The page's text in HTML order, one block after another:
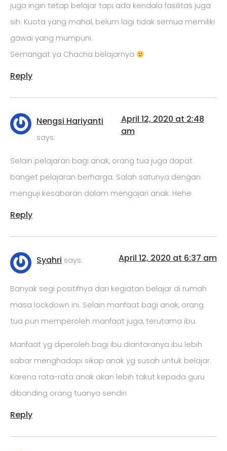
juga ingin tetap belajar tapi ada kendala fasilitas juga
sih. Kuota yang mahal, belum lagi tidak semua memiliki
gawai yang mumpuni.
Semangat ya Chacha belajarnya
Reply
Nengsi Hariyanti
says:
April 12, 2020 at 2:48
am
Selain pelajaran bagi anak, orang tua juga dapat
banget pelajaran berharga. Salah satunya dengan
menguji kesabaran dalam mengajari anak. Hehe
Reply
Syahri says: April 12, 2020 at 6:37 am
Banyak segi positifnya dari kegiatan belajar di rumah
masa lockdown ini. Selain manfaat bagi anak, orang
tua pun memperoleh manfaat juga, terutama ibu.
Manfaat yg diperoleh bagi ibu diantaranya ibu lebih
sabar menghadapi sikap anak yg susah untuk belajar.
Karena rata-rata anak akan lebih takut kepada guru
dibanding orang tuanya sendiri
Reply